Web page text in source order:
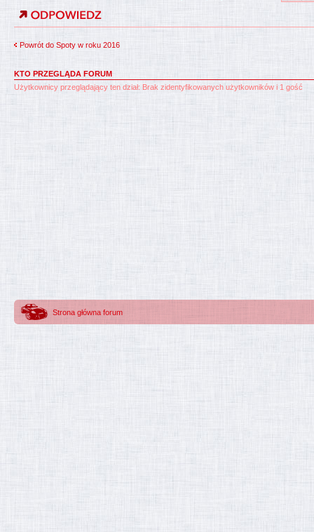
Powrót do Spoty w roku 2016
KTO PRZEGLĄDA FORUM
Użytkownicy przeglądający ten dział: Brak zidentyfikowanych użytkowników i 1 gość
Strona główna forum